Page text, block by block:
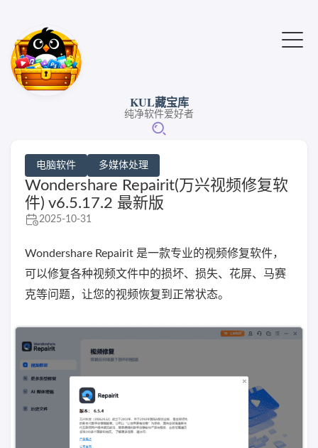
KUL藏宝库
纯净软件爱好者
电脑软件 多媒体处理
Wondershare Repairit(万兴视频修复软
件) v6.5.17.2 最新版
2025-10-31
Wondershare Repairit 是一款专业的视频修复软件，
可以修复各种视频文件中的损坏、损失、花屏、马赛
克等问题，让您的视频恢复到正常状态。